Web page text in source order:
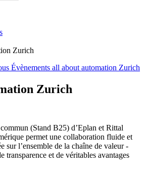
Zurich
Évènements all about automation Zurich
Zurich
(Stand B25) d’Eplan et Rittal
permet une collaboration fluide et
sur l’ensemble de la chaîne de valeur -
transparence et de véritables avantages